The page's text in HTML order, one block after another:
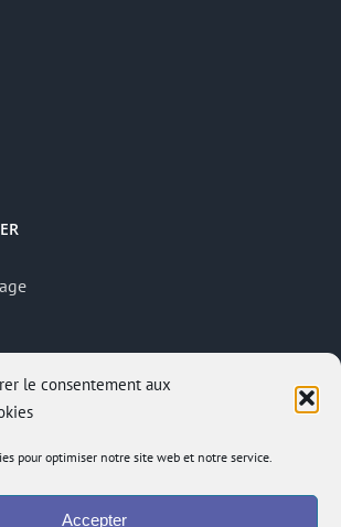
le consentement aux
pour optimiser notre site web et notre service.
Accepter